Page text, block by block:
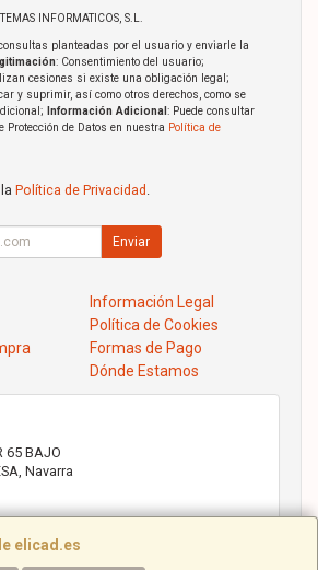
elicad.es
INFORMATICOS, S.L.
planteadas por el usuario y enviarle la
: Consentimiento del usuario;
cesiones si existe una obligación legal;
y suprimir, así como otros derechos, como se
Información Adicional : Puede consultar
Protección de Datos en nuestra Política de
Política de Privacidad .
Enviar
Información Legal
Política de Cookies
Formas de Pago
Dónde Estamos
65 BAJO
, Navarra